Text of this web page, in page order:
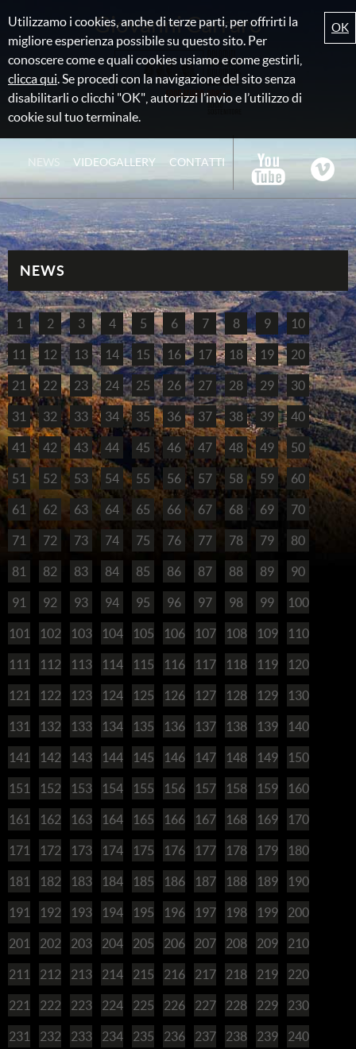
Utilizzamo i cookies, anche di terze parti, per offrirti la
migliore esperienza possibile su questo sito. Per
conoscere come e quali cookies usiamo e come gestirli,
clicca qui. Se procedi con la navigazione del sito senza
disabilitarli o clicchi "OK", autorizzi l’invio e l’utilizzo di
cookie sul tuo terminale.
OK
Giovanni Carraro
NEWS VIDEOGALLERY CONTATTI
NEWS
1 2 3 4 5 6 7 8 9 10
11 12 13 14 15 16 17 18 19 20
21 22 23 24 25 26 27 28 29 30
31 32 33 34 35 36 37 38 39 40
41 42 43 44 45 46 47 48 49 50
51 52 53 54 55 56 57 58 59 60
61 62 63 64 65 66 67 68 69 70
71 72 73 74 75 76 77 78 79 80
81 82 83 84 85 86 87 88 89 90
91 92 93 94 95 96 97 98 99 100
101 102 103 104 105 106 107 108 109 110
111 112 113 114 115 116 117 118 119 120
121 122 123 124 125 126 127 128 129 130
131 132 133 134 135 136 137 138 139 140
141 142 143 144 145 146 147 148 149 150
151 152 153 154 155 156 157 158 159 160
161 162 163 164 165 166 167 168 169 170
171 172 173 174 175 176 177 178 179 180
181 182 183 184 185 186 187 188 189 190
191 192 193 194 195 196 197 198 199 200
201 202 203 204 205 206 207 208 209 210
211 212 213 214 215 216 217 218 219 220
221 222 223 224 225 226 227 228 229 230
231 232 233 234 235 236 237 238 239 240